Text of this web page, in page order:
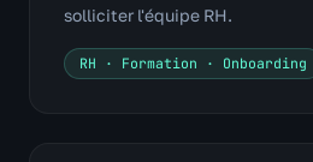
solliciter l'équipe RH.
RH · Formation · Onboarding